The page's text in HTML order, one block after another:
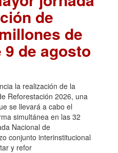
de
de
de agosto
la realización de la
Reforestación 2026, una
se llevará a cabo el
simultánea en las 32
Nacional de
conjunto interinstitucional
y refor